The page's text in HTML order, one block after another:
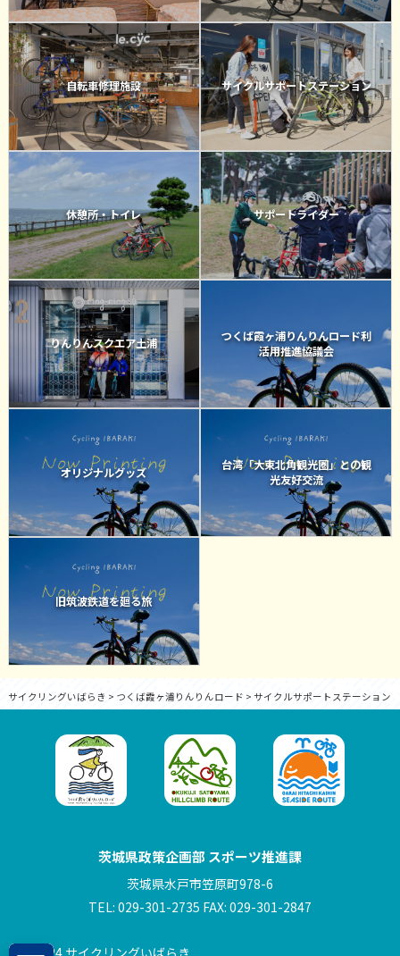
自転車修理施設 サイクルサポートステーション
休憩所・トイレ サポートライダー
りんりんスクエア土浦
つくば霞ヶ浦りんりんロード利
活用推進協議会
オリジナルグッズ
台湾「大東北角観光圏」との観
光友好交流
旧筑波鉄道を廻る旅
サイクリングいばらき > つくば霞ヶ浦りんりんロード > サイクルサポートステーション
茨城県政策企画部 スポーツ推進課
茨城県水戸市笠原町978-6
TEL: 029-301-2735 FAX: 029-301-2847